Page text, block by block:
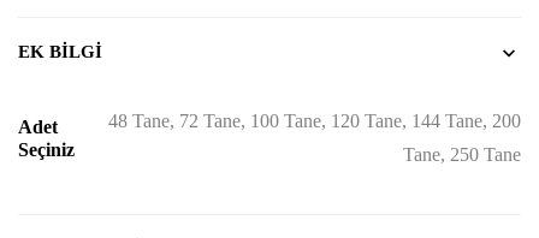
EK BILGI
Adet
Seçiniz
48 Tane, 72 Tane, 100 Tane, 120 Tane, 144 Tane, 200
Tane, 250 Tane